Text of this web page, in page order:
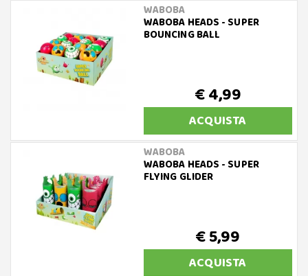
WABOBA
WABOBA HEADS - SUPER
BOUNCING BALL
€ 4,99
ACQUISTA
WABOBA
WABOBA HEADS - SUPER
FLYING GLIDER
€ 5,99
ACQUISTA